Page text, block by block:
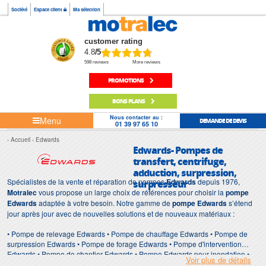
Société Espace client Ma sélection
customer rating
4.8/5
598 reviews More reviews
PROMOTIONS
BONS PLANS
Menu Nous contacter au :
01 39 97 65 10 DEMANDE DE DEVIS
Accueil Edwards
Edwards- Pompes de
transfert, centrifuge,
adduction, surpression,
surpresseur
Spécialistes de la vente et réparation de pompesEdwardsdepuis 1976,
Motralecvous propose un large choix de références pour choisir la pompe
Edwardsadaptée à votre besoin. Notre gamme depompe Edwardss’étend
jour après jour avec de nouvelles solutions et de nouveaux matériaux :
• Pompe de relevage Edwards • Pompe de chauffage Edwards • Pompe de
surpression Edwards • Pompe de forage Edwards • Pompe d'intervention
Edwards • Pompe de chantier Edwards • Pompe Edwards pour inondation •
Pompe immergée Edwards • Pompe Edwards de surface • Station de relevage
Voir plus de détails